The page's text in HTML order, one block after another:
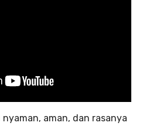
aman, dan rasanya